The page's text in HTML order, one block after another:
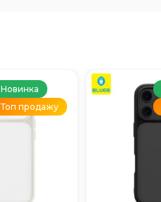
Новинка
Топ продажу